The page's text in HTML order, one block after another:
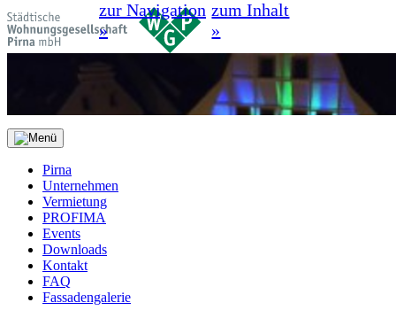
zur Navigation
»
zum Inhalt
»
Pirna
Unternehmen
Vermietung
PROFIMA
Events
Downloads
Kontakt
FAQ
Fassadengalerie